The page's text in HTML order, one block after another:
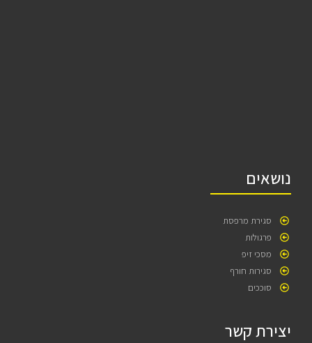
נושאים
סגירת מרפסת
פרגולות
מסכי זיפ
סגירות חורף
סוככים
יצירת קשר